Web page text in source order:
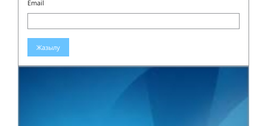
Email
Жазылу